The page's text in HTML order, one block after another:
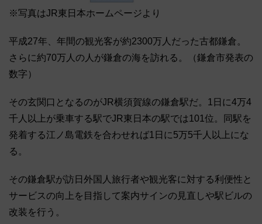
※写真はJR東日本ホームページより
平成27年、年間の観光客が約2300万人だった古都鎌倉。
さらに約70万人の人が鎌倉の海を訪れる。（鎌倉市発表の
数字）
その玄関口となるのがJR横須賀線の鎌倉駅だ。1日に4万4
千人以上が乗車する駅でJR東日本の駅では101位。同駅を
発着する江ノ島電鉄を合わせれば1日に5万5千人以上にな
る。
その鎌倉駅が訪日外国人旅行者や観光客に対する利便性と
サービスの向上を目指して案内サインの見直しや駅ビルの
改装を行う。